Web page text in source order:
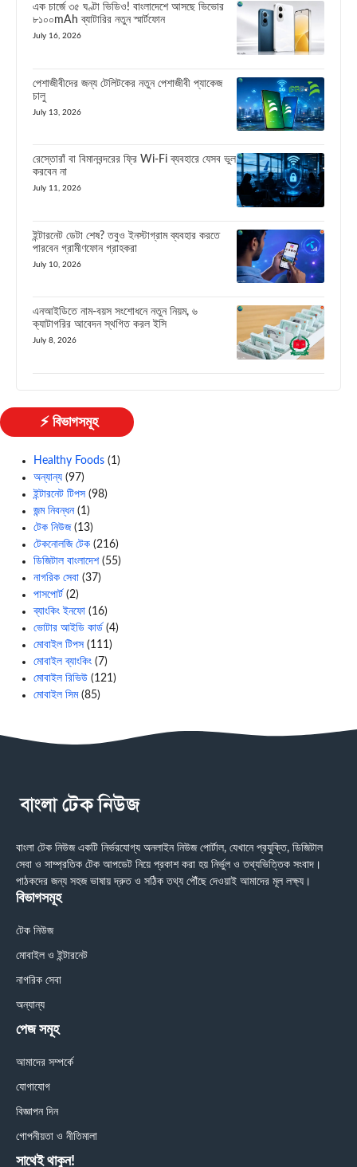
এক চার্জে ৩৫ ঘণ্টা ভিডিও! বাংলাদেশে আসছে ভিভোর
৮১০০mAh ব্যাটারির নতুন স্মার্টফোন
July 16, 2026
পেশাজীবীদের জন্য টেলিটকের নতুন পেশাজীবী প্যাকেজ
চালু
July 13, 2026
রেস্তোরাঁ বা বিমানবন্দরের ফ্রি Wi-Fi ব্যবহারে যেসব ভুল
করবেন না
July 11, 2026
ইন্টারনেট ডেটা শেষ? তবুও ইনস্টাগ্রাম ব্যবহার করতে
পারবেন গ্রামীণফোন গ্রাহকরা
July 10, 2026
এনআইডিতে নাম-বয়স সংশোধনে নতুন নিয়ম, ৬
ক্যাটাগরির আবেদন স্থগিত করল ইসি
July 8, 2026
⚡ বিভাগসমূহ
Healthy Foods (1)
অন্যান্য (97)
ইন্টারনেট টিপস (98)
জন্ম নিবন্ধন(1)
টেক নিউজ(13)
টেকনোলজি টেক (216)
ডিজিটাল বাংলাদেশ(55)
নাগরিক সেবা (37)
পাসপোর্ট (2)
ব্যাংকিং ইনফো (16)
ভোটার আইডি কার্ড (4)
মোবাইল টিপস (111)
মোবাইল ব্যাংকিং (7)
মোবাইল রিভিউ (121)
মোবাইল সিম(85)
বাংলা টেক নিউজ একটি নির্ভরযোগ্য অনলাইন নিউজ পোর্টাল, যেখানে প্রযুক্তি, ডিজিটাল
সেবা ও সাম্প্রতিক টেক আপডেট নিয়ে প্রকাশ করা হয় নির্ভুল ও তথ্যভিত্তিক সংবাদ।
পাঠকদের জন্য সহজ ভাষায় দ্রুত ও সঠিক তথ্য পৌঁছে দেওয়াই আমাদের মূল লক্ষ্য।
বিভাগসমূহ
টেক নিউজ
মোবাইল ও ইন্টারনেট
নাগরিক সেবা
অন্যান্য
পেজ সমূহ
আমাদের সম্পর্কে
যোগাযোগ
বিজ্ঞাপন দিন
গোপনীয়তা ও নীতিমালা
সাথেই থাকুন!